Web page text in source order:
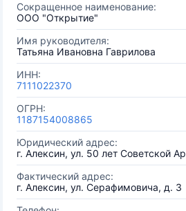
Сокращенное наименование:
ООО "Открытие"
Имя руководителя:
Татьяна Ивановна Гаврилова
ИНН:
7111022370
ОГРН:
1187154008865
Юридический адрес:
г. Алексин, ул. 50 лет Советской
Фактический адрес:
г. Алексин, ул. Серафимовича, д. 3